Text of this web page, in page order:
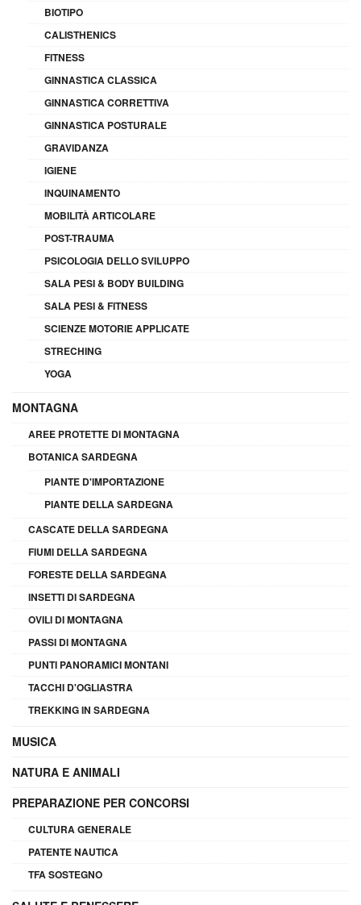
BIOTIPO
CALISTHENICS
FITNESS
GINNASTICA CLASSICA
GINNASTICA CORRETTIVA
GINNASTICA POSTURALE
GRAVIDANZA
IGIENE
INQUINAMENTO
MOBILITÀ ARTICOLARE
POST-TRAUMA
PSICOLOGIA DELLO SVILUPPO
SALA PESI & BODY BUILDING
SALA PESI & FITNESS
SCIENZE MOTORIE APPLICATE
STRECHING
YOGA
MONTAGNA
AREE PROTETTE DI MONTAGNA
BOTANICA SARDEGNA
PIANTE D'IMPORTAZIONE
PIANTE DELLA SARDEGNA
CASCATE DELLA SARDEGNA
FIUMI DELLA SARDEGNA
FORESTE DELLA SARDEGNA
INSETTI DI SARDEGNA
OVILI DI MONTAGNA
PASSI DI MONTAGNA
PUNTI PANORAMICI MONTANI
TACCHI D'OGLIASTRA
TREKKING IN SARDEGNA
MUSICA
NATURA E ANIMALI
PREPARAZIONE PER CONCORSI
CULTURA GENERALE
PATENTE NAUTICA
TFA SOSTEGNO